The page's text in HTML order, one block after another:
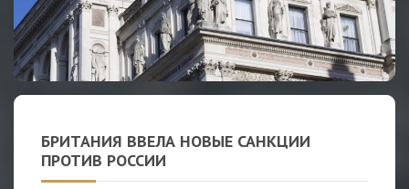
БРИТАНИЯ ВВЕЛА НОВЫЕ САНКЦИИ
ПРОТИВ РОССИИ